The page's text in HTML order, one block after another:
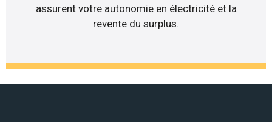
assurent votre autonomie en électricité et la
revente du surplus.